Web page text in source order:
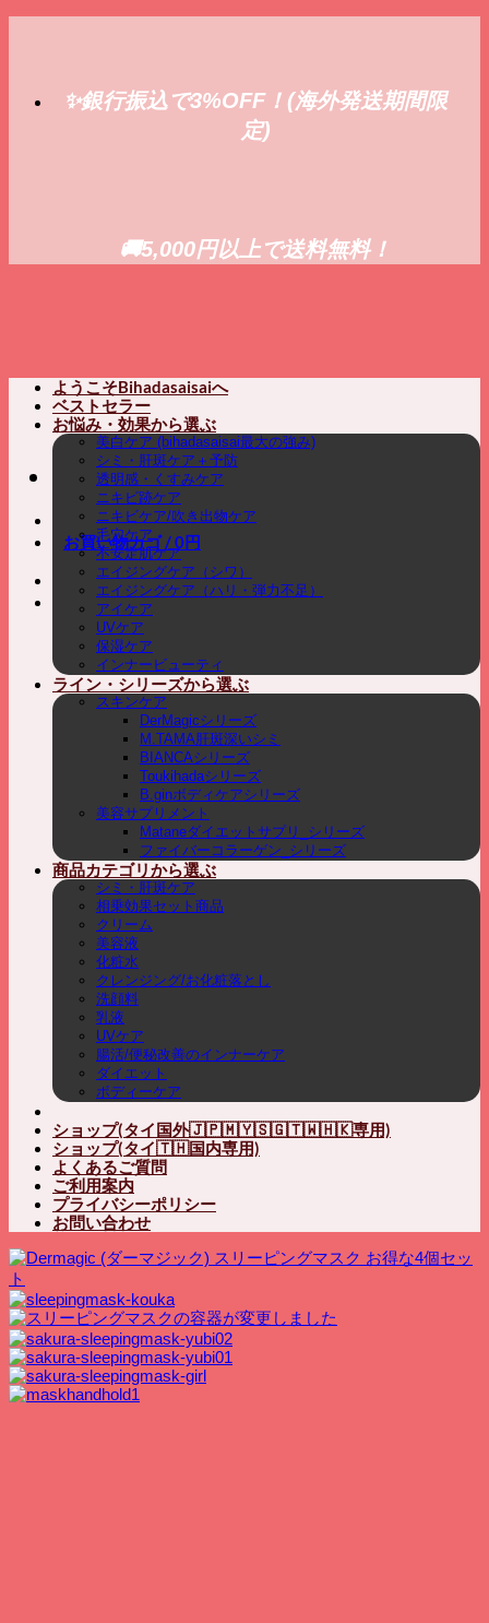
✨銀行振込で3%OFF！(海外発送期間限
定)
🚚5,000円以上で送料無料！
お買い物カゴ /0円
ようこそBihadasaisaiへ
ベストセラー
お悩み・効果から選ぶ
美白ケア (bihadasaisai最大の強み)
シミ・肝斑ケア＋予防
透明感・くすみケア
ニキビ跡ケア
ニキビケア/吹き出物ケア
毛穴ケア
不安定肌ケア
エイジングケア（シワ）
エイジングケア（ハリ・弾力不足）
アイケア
UVケア
保湿ケア
インナービューティ
ライン・シリーズから選ぶ
スキンケア
DerMagicシリーズ
M.TAMA肝斑深いシミ
BIANCAシリーズ
Toukihadaシリーズ
B.ginボディケアシリーズ
美容サプリメント
Mataneダイエットサプリ_シリーズ
ファイバーコラーゲン_シリーズ
商品カテゴリから選ぶ
シミ・肝斑ケア
相乗効果セット商品
クリーム
美容液
化粧水
クレンジング/お化粧落とし
洗顔料
乳液
UVケア
腸活/便秘改善のインナーケア
ダイエット
ボディーケア
ショップ(タイ国外🇯🇵🇲🇾🇸🇬🇹🇼🇭🇰専用)
ショップ(タイ🇹🇭国内専用)
よくあるご質問
ご利用案内
プライバシーポリシー
お問い合わせ